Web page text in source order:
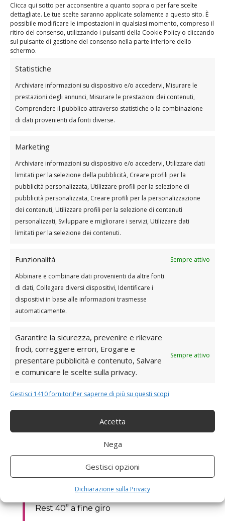
Clicca qui sotto per acconsentire a quanto sopra o per fare scelte
dettagliate. Le tue scelte saranno applicate solamente a questo sito. È
possibile modificare le impostazioni in qualsiasi momento, compreso il
ritiro del consenso, utilizzando i pulsanti della Cookie Policy o cliccando
sul pulsante di gestione del consenso nella parte inferiore dello
schermo.
Statistiche
Archiviare informazioni su dispositivo e/o accedervi, Misurare le
prestazioni degli annunci, Misurare le prestazioni dei contenuti,
Comprendere il pubblico attraverso statistiche o la combinazione
di dati provenienti da fonti diverse.
Marketing
Archiviare informazioni su dispositivo e/o accedervi, Utilizzare dati
limitati per la selezione della pubblicità, Creare profili per la
pubblicità personalizzata, Utilizzare profili per la selezione di
pubblicità personalizzata, Creare profili per la personalizzazione
dei contenuti, Utilizzare profili per la selezione di contenuti
personalizzati, Sviluppare e migliorare i servizi, Utilizzare dati
limitati per la selezione dei contenuti.
Funzionalità
Sempre attivo
Abbinare e combinare dati provenienti da altre fonti
di dati, Collegare diversi dispositivi, Identificare i
dispositivi in base alle informazioni trasmesse
automaticamente.
Garantire la sicurezza, prevenire e rilevare
frodi, correggere errori, Erogare e
presentare pubblicità e contenuto, Salvare
e comunicare le scelte sulla privacy.
Sempre attivo
Gestisci 1410 fornitoriPer saperne di più su questi scopi
Accetta
Nega
Gestisci opzioni
Dichiarazione sulla Privacy
Ora è il momento di iniziare a usare gli
elasticinel tuo allenamento. Non perdere
tempo e preparati atonificare gambe,
glutei
per tonificare gambe, glutei e
addominali
Necessario: sedia, tappetino ed elastici.
Riscaldamento 40” a esercizio da
Jumping jacks
Squat
Affondi
Ponte glutei
Plank
Set 1 da ripetere 3 volte
15 Sumo deadlift
Set 2 da ripetere 3 volte
Set 3 da ripetere 3 volte
40” Clamshell con elastico
40” Clamshell con elastico altro lato
Set 3 da ripetere 4 volte
40” Mountain climbers
40” Mountain climbers dinamico
40” Mountain climbers dinamico altro
40” Side plank altro lato
40” Hollow body dinamico
Rest 40” a fine giro